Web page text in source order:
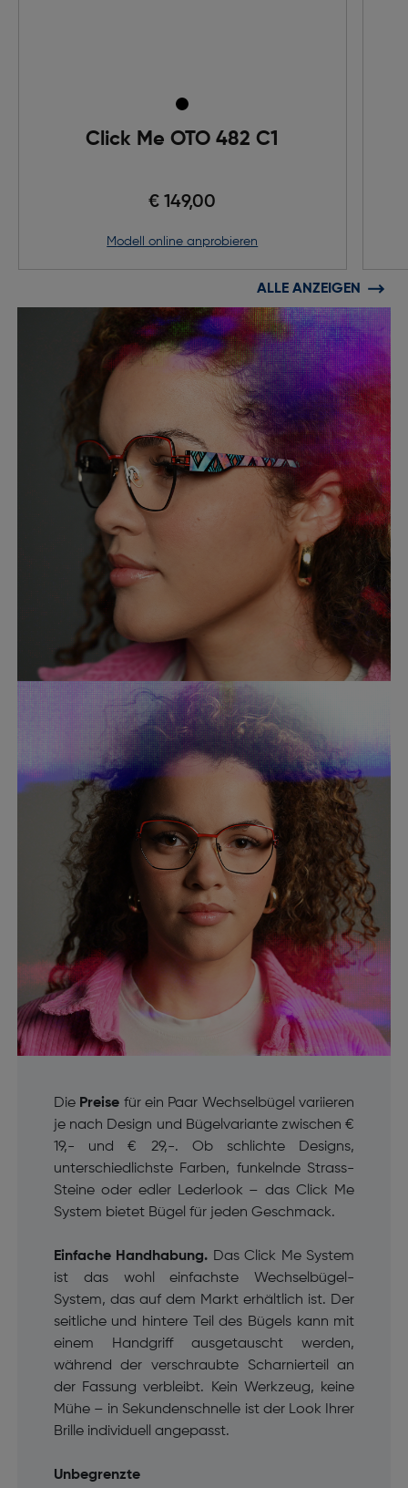
Click Me OTO 482 C1
€ 149,00
Modell online anprobieren
ALLE ANZEIGEN
Die Preise für ein Paar Wechselbügel variieren
je nach Design und Bügelvariante zwischen €
19,- und € 29,-. Ob schlichte Designs,
unterschiedlichste Farben, funkelnde Strass-
Steine oder edler Lederlook – das Click Me
System bietet Bügel für jeden Geschmack.
Einfache Handhabung. Das Click Me System
ist das wohl einfachste Wechselbügel-
System, das auf dem Markt erhältlich ist. Der
seitliche und hintere Teil des Bügels kann mit
einem Handgriff ausgetauscht werden,
während der verschraubte Scharnierteil an
der Fassung verbleibt.
Kein Werkzeug, keine
Mühe – in Sekundenschnelle ist der Look Ihrer
Brille individuell angepasst.
Unbegrenzte